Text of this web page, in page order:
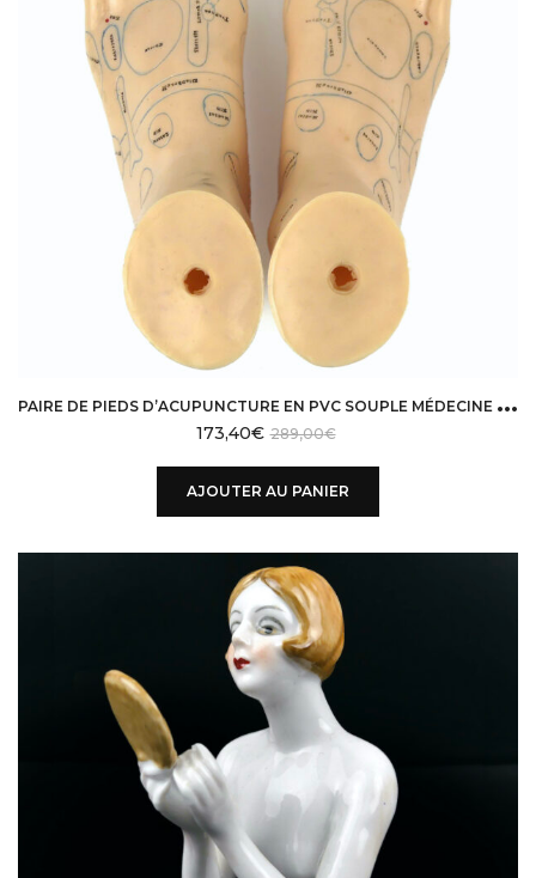
P
AIRE DE PIEDS D’ACUPUNCTURE EN PVC SOUPLE MÉDECINE TRADITIONNELLE CHINOISE
289,00€
173,40€
AJOUTER AU PANIER